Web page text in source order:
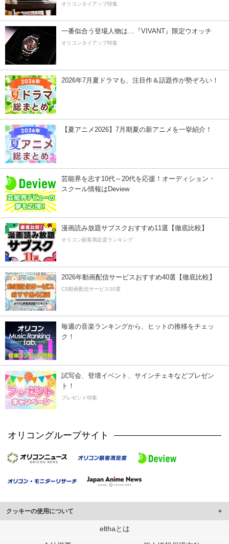
オリコンタイアップ特集
一番似合う登場人物は…『VIVANT』限定ウオッチ
オリコンタイアップ特集
2026年7月夏ドラマも、注目作＆話題作が勢ぞろい！
【夏アニメ2026】7月期夏の新アニメを一挙紹介！
芸能界を志す10代～20代を応援！オーディション・
スクール情報はDeview
漫画読み放題サブスクおすすめ11選【徹底比較】
オリコン顧客満足度ランキング
2026年動画配信サービスおすすめ40選【徹底比較】
CS動画配信サービス20選
毎週の音楽ランキングから、ヒットの推移をチェッ
ク！
試写会、登壇イベント、サインチェキなどプレゼン
ト！
プレゼント特集
オリコングループサイト
クッキーの使用について
このサイトでは Cookie を使用して、ユーザーに合わせたコンテンツや広告の
elthaとは